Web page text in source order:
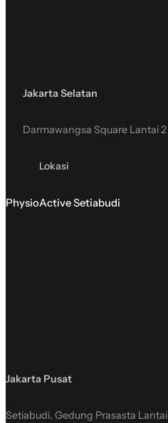
Jakarta Selatan
Darmawangsa Square Lantai 2
Lokasi
PhysioActive Setiabudi
Jakarta Pusat
Setiabudi, Gedung Prasasta Lantai